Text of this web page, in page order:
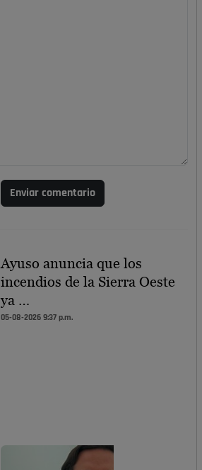
Enviar comentario
Ayuso anuncia que los
incendios de la Sierra Oeste
ya …
05-08-2026 9:37 p.m.